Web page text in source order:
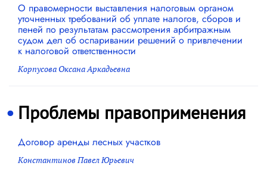
О правомерности выставления налоговым органом
уточненных требований об уплате налогов, сборов и
пеней по результатам рассмотрения арбитражным
судом дел об оспаривании решений о привлечении
к налоговой ответственности
Корпусова Оксана Аркадьевна
Проблемы правоприменения
Договор аренды лесных участков
Константинов Павел Юрьевич